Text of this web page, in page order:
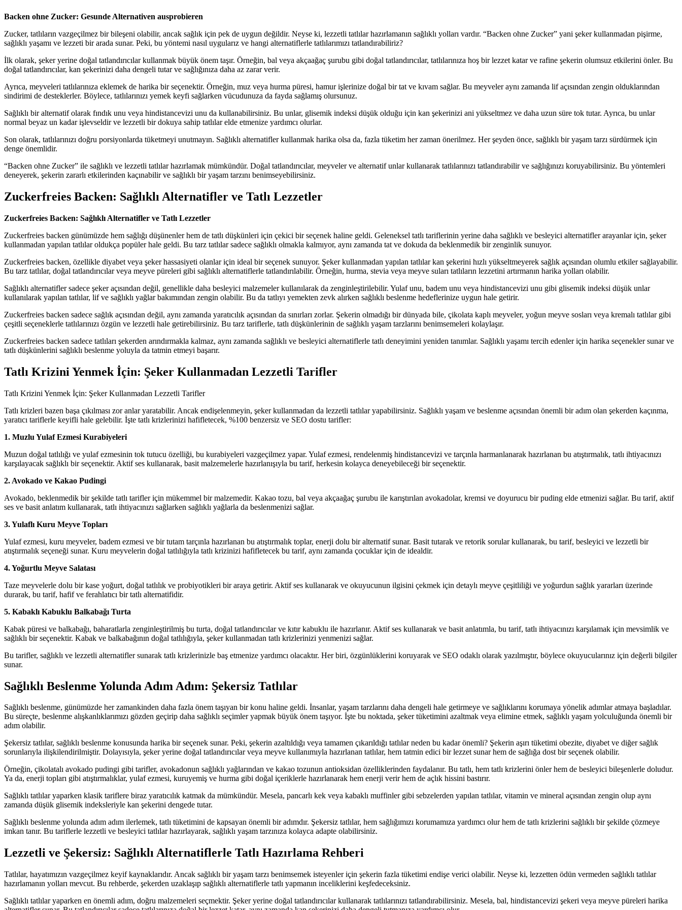
Backen ohne Zucker: Gesunde Alternativen ausprobieren
Zucker, tatlıların vazgeçilmez bir bileşeni olabilir, ancak sağlık için pek de uygun değildir. Neyse ki, lezzetli tatlılar hazırlamanın sağlıklı yolları vardır. “Backen ohne Zucker” yani şeker kullanmadan pişirme,
sağlıklı yaşamı ve lezzeti bir arada sunar. Peki, bu yöntemi nasıl uygularız ve hangi alternatiflerle tatlılarımızı tatlandırabiliriz?
İlk olarak, şeker yerine doğal tatlandırıcılar kullanmak büyük önem taşır. Örneğin, bal veya akçaağaç şurubu gibi doğal tatlandırıcılar, tatlılarınıza hoş bir lezzet katar ve rafine şekerin olumsuz etkilerini önler. Bu
doğal tatlandırıcılar, kan şekerinizi daha dengeli tutar ve sağlığınıza daha az zarar verir.
Ayrıca, meyveleri tatlılarınıza eklemek de harika bir seçenektir. Örneğin, muz veya hurma püresi, hamur işlerinize doğal bir tat ve kıvam sağlar. Bu meyveler aynı zamanda lif açısından zengin olduklarından
sindirimi de desteklerler. Böylece, tatlılarınızı yemek keyfi sağlarken vücudunuza da fayda sağlamış olursunuz.
Sağlıklı bir alternatif olarak fındık unu veya hindistancevizi unu da kullanabilirsiniz. Bu unlar, glisemik indeksi düşük olduğu için kan şekerinizi ani yükseltmez ve daha uzun süre tok tutar. Ayrıca, bu unlar
normal beyaz un kadar işlevseldir ve lezzetli bir dokuya sahip tatlılar elde etmenize yardımcı olurlar.
Son olarak, tatlılarınızı doğru porsiyonlarda tüketmeyi unutmayın. Sağlıklı alternatifler kullanmak harika olsa da, fazla tüketim her zaman önerilmez. Her şeyden önce, sağlıklı bir yaşam tarzı sürdürmek için
denge önemlidir.
“Backen ohne Zucker” ile sağlıklı ve lezzetli tatlılar hazırlamak mümkündür. Doğal tatlandırıcılar, meyveler ve alternatif unlar kullanarak tatlılarınızı tatlandırabilir ve sağlığınızı koruyabilirsiniz. Bu yöntemleri
deneyerek, şekerin zararlı etkilerinden kaçınabilir ve sağlıklı bir yaşam tarzını benimseyebilirsiniz.
Zuckerfreies Backen: Sağlıklı Alternatifler ve Tatlı Lezzetler
Zuckerfreies Backen: Sağlıklı Alternatifler ve Tatlı Lezzetler
Zuckerfreies backen günümüzde hem sağlığı düşünenler hem de tatlı düşkünleri için çekici bir seçenek haline geldi. Geleneksel tatlı tariflerinin yerine daha sağlıklı ve besleyici alternatifler arayanlar için, şeker
kullanmadan yapılan tatlılar oldukça popüler hale geldi. Bu tarz tatlılar sadece sağlıklı olmakla kalmıyor, aynı zamanda tat ve dokuda da beklenmedik bir zenginlik sunuyor.
Zuckerfreies backen, özellikle diyabet veya şeker hassasiyeti olanlar için ideal bir seçenek sunuyor. Şeker kullanmadan yapılan tatlılar kan şekerini hızlı yükseltmeyerek sağlık açısından olumlu etkiler sağlayabilir.
Bu tarz tatlılar, doğal tatlandırıcılar veya meyve püreleri gibi sağlıklı alternatiflerle tatlandırılabilir. Örneğin, hurma, stevia veya meyve suları tatlıların lezzetini artırmanın harika yolları olabilir.
Sağlıklı alternatifler sadece şeker açısından değil, genellikle daha besleyici malzemeler kullanılarak da zenginleştirilebilir. Yulaf unu, badem unu veya hindistancevizi unu gibi glisemik indeksi düşük unlar
kullanılarak yapılan tatlılar, lif ve sağlıklı yağlar bakımından zengin olabilir. Bu da tatlıyı yemekten zevk alırken sağlıklı beslenme hedeflerinize uygun hale getirir.
Zuckerfreies backen sadece sağlık açısından değil, aynı zamanda yaratıcılık açısından da sınırları zorlar. Şekerin olmadığı bir dünyada bile, çikolata kaplı meyveler, yoğun meyve sosları veya kremalı tatlılar gibi
çeşitli seçeneklerle tatlılarınızı özgün ve lezzetli hale getirebilirsiniz. Bu tarz tariflerle, tatlı düşkünlerinin de sağlıklı yaşam tarzlarını benimsemeleri kolaylaşır.
Zuckerfreies backen sadece tatlıları şekerden arındırmakla kalmaz, aynı zamanda sağlıklı ve besleyici alternatiflerle tatlı deneyimini yeniden tanımlar. Sağlıklı yaşamı tercih edenler için harika seçenekler sunar ve
tatlı düşkünlerini sağlıklı beslenme yoluyla da tatmin etmeyi başarır.
Tatlı Krizini Yenmek İçin: Şeker Kullanmadan Lezzetli Tarifler
Tatlı Krizini Yenmek İçin: Şeker Kullanmadan Lezzetli Tarifler
Tatlı krizleri bazen başa çıkılması zor anlar yaratabilir. Ancak endişelenmeyin, şeker kullanmadan da lezzetli tatlılar yapabilirsiniz. Sağlıklı yaşam ve beslenme açısından önemli bir adım olan şekerden kaçınma,
yaratıcı tariflerle keyifli hale gelebilir. İşte tatlı krizlerinizi hafifletecek, %100 benzersiz ve SEO dostu tarifler:
1. Muzlu Yulaf Ezmesi Kurabiyeleri
Muzun doğal tatlılığı ve yulaf ezmesinin tok tutucu özelliği, bu kurabiyeleri vazgeçilmez yapar. Yulaf ezmesi, rendelenmiş hindistancevizi ve tarçınla harmanlanarak hazırlanan bu atıştırmalık, tatlı ihtiyacınızı
karşılayacak sağlıklı bir seçenektir. Aktif ses kullanarak, basit malzemelerle hazırlanışıyla bu tarif, herkesin kolayca deneyebileceği bir seçenektir.
2. Avokado ve Kakao Pudingi
Avokado, beklenmedik bir şekilde tatlı tarifler için mükemmel bir malzemedir. Kakao tozu, bal veya akçaağaç şurubu ile karıştırılan avokadolar, kremsi ve doyurucu bir puding elde etmenizi sağlar. Bu tarif, aktif
ses ve basit anlatım kullanarak, tatlı ihtiyacınızı sağlarken sağlıklı yağlarla da beslenmenizi sağlar.
3. Yulaflı Kuru Meyve Topları
Yulaf ezmesi, kuru meyveler, badem ezmesi ve bir tutam tarçınla hazırlanan bu atıştırmalık toplar, enerji dolu bir alternatif sunar. Basit tutarak ve retorik sorular kullanarak, bu tarif, besleyici ve lezzetli bir
atıştırmalık seçeneği sunar. Kuru meyvelerin doğal tatlılığıyla tatlı krizinizi hafifletecek bu tarif, aynı zamanda çocuklar için de idealdir.
4. Yoğurtlu Meyve Salatası
Taze meyvelerle dolu bir kase yoğurt, doğal tatlılık ve probiyotikleri bir araya getirir. Aktif ses kullanarak ve okuyucunun ilgisini çekmek için detaylı meyve çeşitliliği ve yoğurdun sağlık yararları üzerinde
durarak, bu tarif, hafif ve ferahlatıcı bir tatlı alternatifidir.
5. Kabaklı Kabuklu Balkabağı Turta
Kabak püresi ve balkabağı, baharatlarla zenginleştirilmiş bu turta, doğal tatlandırıcılar ve kıtır kabuklu ile hazırlanır. Aktif ses kullanarak ve basit anlatımla, bu tarif, tatlı ihtiyacınızı karşılamak için mevsimlik ve
sağlıklı bir seçenektir. Kabak ve balkabağının doğal tatlılığıyla, şeker kullanmadan tatlı krizlerinizi yenmenizi sağlar.
Bu tarifler, sağlıklı ve lezzetli alternatifler sunarak tatlı krizlerinizle baş etmenize yardımcı olacaktır. Her biri, özgünlüklerini koruyarak ve SEO odaklı olarak yazılmıştır, böylece okuyucularınız için değerli bilgiler
sunar.
Sağlıklı Beslenme Yolunda Adım Adım: Şekersiz Tatlılar
Sağlıklı beslenme, günümüzde her zamankinden daha fazla önem taşıyan bir konu haline geldi. İnsanlar, yaşam tarzlarını daha dengeli hale getirmeye ve sağlıklarını korumaya yönelik adımlar atmaya başladılar.
Bu süreçte, beslenme alışkanlıklarımızı gözden geçirip daha sağlıklı seçimler yapmak büyük önem taşıyor. İşte bu noktada, şeker tüketimini azaltmak veya elimine etmek, sağlıklı yaşam yolculuğunda önemli bir
adım olabilir.
Şekersiz tatlılar, sağlıklı beslenme konusunda harika bir seçenek sunar. Peki, şekerin azaltıldığı veya tamamen çıkarıldığı tatlılar neden bu kadar önemli? Şekerin aşırı tüketimi obezite, diyabet ve diğer sağlık
sorunlarıyla ilişkilendirilmiştir. Dolayısıyla, şeker yerine doğal tatlandırıcılar veya meyve kullanımıyla hazırlanan tatlılar, hem tatmin edici bir lezzet sunar hem de sağlığa dost bir seçenek olabilir.
Örneğin, çikolatalı avokado pudingi gibi tarifler, avokadonun sağlıklı yağlarından ve kakao tozunun antioksidan özelliklerinden faydalanır. Bu tatlı, hem tatlı krizlerini önler hem de besleyici bileşenlerle doludur.
Ya da, enerji topları gibi atıştırmalıklar, yulaf ezmesi, kuruyemiş ve hurma gibi doğal içeriklerle hazırlanarak hem enerji verir hem de açlık hissini bastırır.
Sağlıklı tatlılar yaparken klasik tariflere biraz yaratıcılık katmak da mümkündür. Mesela, pancarlı kek veya kabaklı muffinler gibi sebzelerden yapılan tatlılar, vitamin ve mineral açısından zengin olup aynı
zamanda düşük glisemik indeksleriyle kan şekerini dengede tutar.
Sağlıklı beslenme yolunda adım adım ilerlemek, tatlı tüketimini de kapsayan önemli bir adımdır. Şekersiz tatlılar, hem sağlığımızı korumamıza yardımcı olur hem de tatlı krizlerini sağlıklı bir şekilde çözmeye
imkan tanır. Bu tariflerle lezzetli ve besleyici tatlılar hazırlayarak, sağlıklı yaşam tarzınıza kolayca adapte olabilirsiniz.
Lezzetli ve Şekersiz: Sağlıklı Alternatiflerle Tatlı Hazırlama Rehberi
Tatlılar, hayatımızın vazgeçilmez keyif kaynaklarıdır. Ancak sağlıklı bir yaşam tarzı benimsemek isteyenler için şekerin fazla tüketimi endişe verici olabilir. Neyse ki, lezzetten ödün vermeden sağlıklı tatlılar
hazırlamanın yolları mevcut. Bu rehberde, şekerden uzaklaşıp sağlıklı alternatiflerle tatlı yapmanın inceliklerini keşfedeceksiniz.
Sağlıklı tatlılar yaparken en önemli adım, doğru malzemeleri seçmektir. Şeker yerine doğal tatlandırıcılar kullanarak tatlılarınızı tatlandırabilirsiniz. Mesela, bal, hindistancevizi şekeri veya meyve püreleri harika